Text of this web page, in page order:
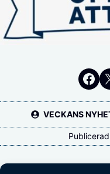
Dela
VECKANS